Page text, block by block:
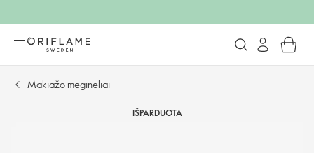
Makiažo mėginėliai
IŠPARDUOTA